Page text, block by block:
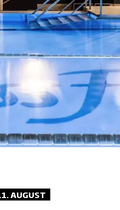
AUGUST
für bis zu 12 Wochen
gesteuerten EGYM- und
Training automatisch an dich
exklusive Gruppenkurse
mehr Energie bei jedem
modernen Plate